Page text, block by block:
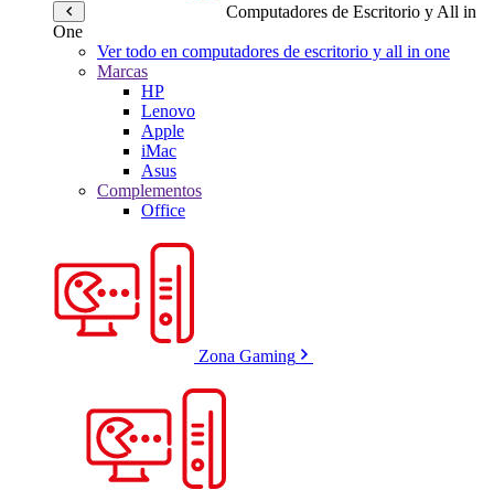
Computadores de Escritorio y All in
One
Ver todo en computadores de escritorio y all in one
Marcas
HP
Lenovo
Apple
iMac
Asus
Complementos
Office
Zona Gaming